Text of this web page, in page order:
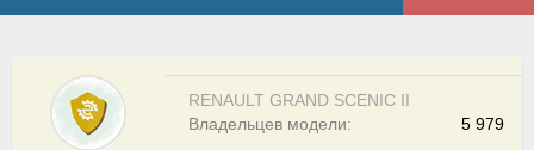
RENAULT GRAND SCENIC II
5 979
Владельцев модели: